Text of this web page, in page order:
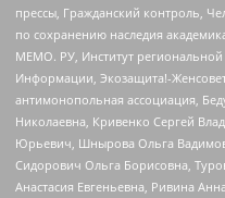
прессы, Гражданский контроль,
по сохранению наследия
МЕМО. РУ, Институт региональной
Информации, Экозащита!-
антимонопольная ассоциация,
Николаевна, Кривенко Сергей
Юрьевич, Шнырова Ольга
Сидорович Ольга Борисовна,
Анастасия Евгеньевна, Ривина